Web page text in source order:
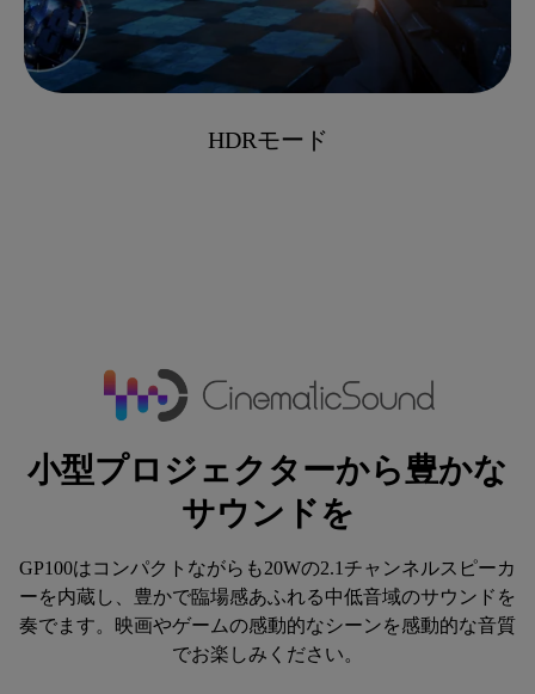
HDRモード
小型プロジェクターから豊かな
サウンドを
GP100はコンパクトながらも20Wの2.1チャンネルスピーカ
ーを内蔵し、豊かで臨場感あふれる中低音域のサウンドを
奏でます。映画やゲームの感動的なシーンを感動的な音質
でお楽しみください。